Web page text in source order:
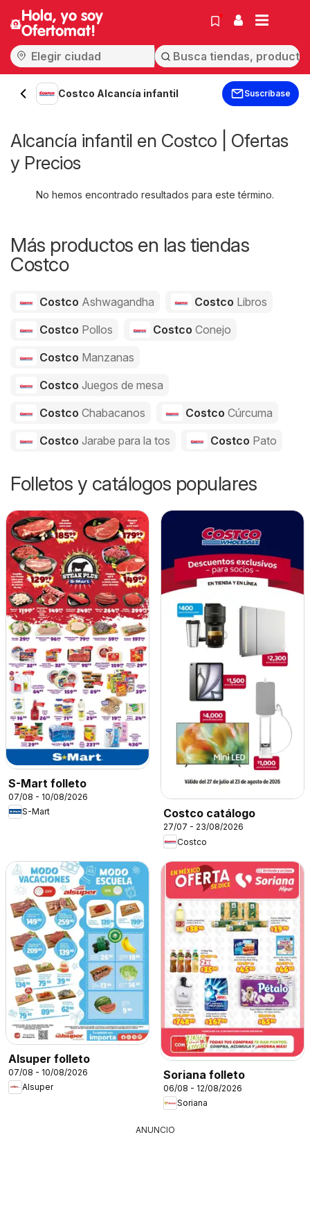
Hola, yo soy
Ofertomat!
Costco Alcancía infantil Suscríbase
Alcancía infantil en Costco | Ofertas
y Precios
No hemos encontrado resultados para este término.
Más productos en las tiendas
Costco
Costco Ashwagandha Costco Libros
Costco Pollos Costco Conejo
Costco Manzanas
Costco Juegos de mesa
Costco Chabacanos Costco Cúrcuma
Costco Jarabe para la tos Costco Pato
Folletos y catálogos populares
S-Mart folleto
07/08 - 10/08/2026
S-Mart
Costco catálogo
27/07 - 23/08/2026
Costco
Alsuper folleto
07/08 - 10/08/2026
Alsuper
Soriana folleto
06/08 - 12/08/2026
Soriana
ANUNCIO